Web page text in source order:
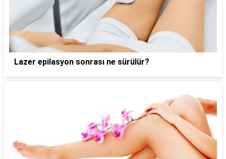
Lazer epilasyon sonrası ne sürülür?